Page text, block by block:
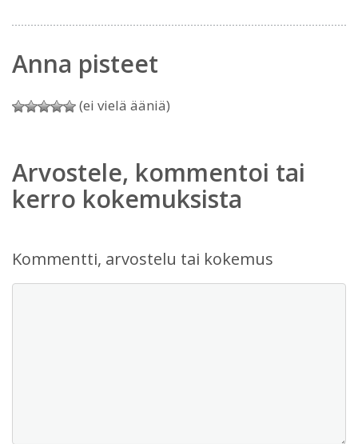
Anna pisteet
(ei vielä ääniä)
Arvostele, kommentoi tai
kerro kokemuksista
Kommentti, arvostelu tai kokemus